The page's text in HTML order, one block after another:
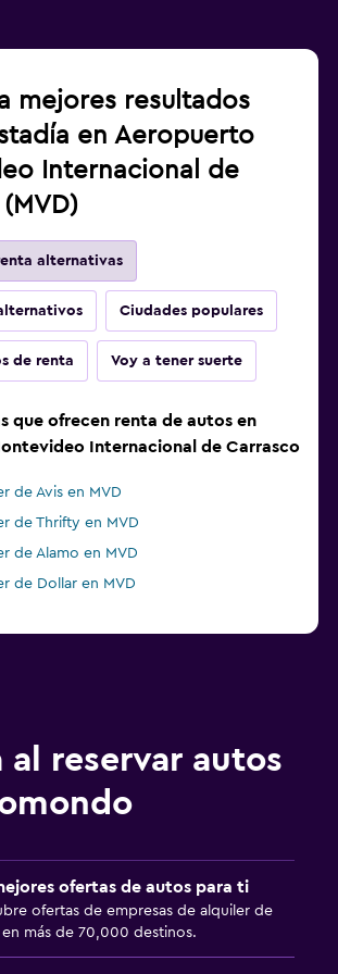
mejores resultados
en Aeropuerto
Internacional de
alternativas
Ciudades populares
de renta Voy a tener suerte
que ofrecen renta de autos en
Internacional de Carrasco
de Avis en MVD
de Thrifty en MVD
de Alamo en MVD
de Dollar en MVD
al reservar autos
ofertas de autos para ti
ofertas de empresas de alquiler de
más de 70,000 destinos.